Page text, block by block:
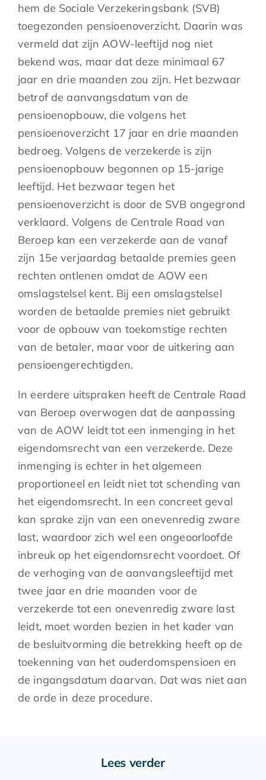
hem de Sociale Verzekeringsbank (SVB)
toegezonden pensioenoverzicht. Daarin was
vermeld dat zijn AOW-leeftijd nog niet
bekend was, maar dat deze minimaal 67
jaar en drie maanden zou zijn. Het bezwaar
betrof de aanvangsdatum van de
pensioenopbouw, die volgens het
pensioenoverzicht 17 jaar en drie maanden
bedroeg. Volgens de verzekerde is zijn
pensioenopbouw begonnen op 15-jarige
leeftijd. Het bezwaar tegen het
pensioenoverzicht is door de SVB ongegrond
verklaard. Volgens de Centrale Raad van
Beroep kan een verzekerde aan de vanaf
zijn 15e verjaardag betaalde premies geen
rechten ontlenen omdat de AOW een
omslagstelsel kent. Bij een omslagstelsel
worden de betaalde premies niet gebruikt
voor de opbouw van toekomstige rechten
van de betaler, maar voor de uitkering aan
pensioengerechtigden.
In eerdere uitspraken heeft de Centrale Raad
van Beroep overwogen dat de aanpassing
van de AOW leidt tot een inmenging in het
eigendomsrecht van een verzekerde. Deze
inmenging is echter in het algemeen
proportioneel en leidt niet tot schending van
het eigendomsrecht. In een concreet geval
kan sprake zijn van een onevenredig zware
last, waardoor zich wel een ongeoorloofde
inbreuk op het eigendomsrecht voordoet. Of
de verhoging van de aanvangsleeftijd met
twee jaar en drie maanden voor de
verzekerde tot een onevenredig zware last
leidt, moet worden bezien in het kader van
de besluitvorming die betrekking heeft op de
toekenning van het ouderdomspensioen en
de ingangsdatum daarvan. Dat was niet aan
de orde in deze procedure.
Lees verder